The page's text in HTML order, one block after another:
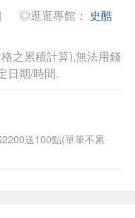
◎逛逛專館： 史酷
之累積計算),無法用錢
日期/時間.
送100點(單筆不累